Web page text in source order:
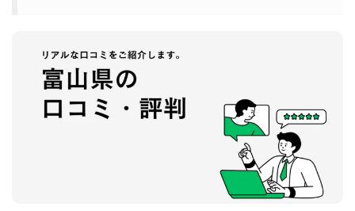
富山県で大手企業の土地活用会社のおすすめ人気ラン
キング一覧
富山県で各土地活用を得意とする会社の一覧
富山県の土地活用業者の選び方について